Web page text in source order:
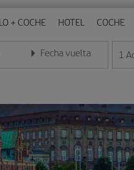
+ COCHE HOTEL COCHE
en formato día/mes/año
Fecha vuelta
Introduce la fecha en 1